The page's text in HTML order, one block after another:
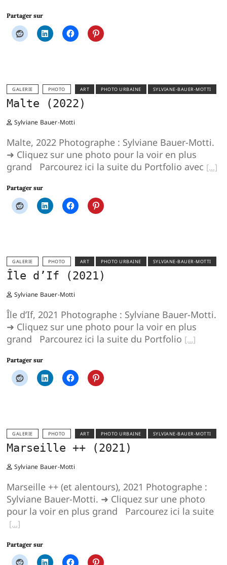
Partager sur
GALERIE PHOTO ART PHOTO URBAINE SYLVIANE-BAUER-MOTTI
Malte (2022)
Sylviane Bauer-Motti
Malte, 2022 Photographe : Sylviane Bauer-Motti.
➜ Cliquez sur une photo pour la voir en plus
grand Parcourez ici la suite du Portfolio avec
Partager sur
GALERIE PHOTO ART PHOTO URBAINE SYLVIANE-BAUER-MOTTI
Île d’If (2021)
Sylviane Bauer-Motti
Île d’If, 2021 Photographe : Sylviane Bauer-Motti.
➜ Cliquez sur une photo pour la voir en plus
grand Parcourez ici la suite du Portfolio
Partager sur
GALERIE PHOTO ART PHOTO URBAINE SYLVIANE-BAUER-MOTTI
Marseille ++ (2021)
Sylviane Bauer-Motti
Marseille ++ (et alentours), 2021 Photographe :
Sylviane Bauer-Motti. ➜ Cliquez sur une photo
pour la voir en plus grand Parcourez ici la suite
Partager sur